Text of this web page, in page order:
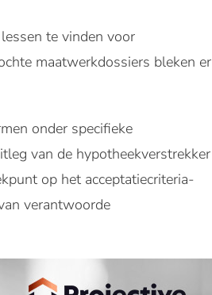
te vinden voor
maatwerkdossiers bleken er
onder specifieke
van de hypotheekverstrekker
op het acceptatiecriteria-
verantwoorde